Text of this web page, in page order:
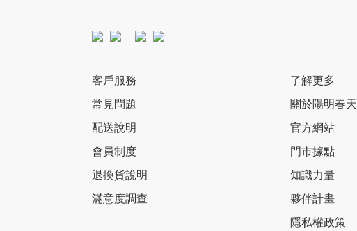
客戶服務
常見問題
配送說明
會員制度
退換貨說明
滿意度調查
了解更多
關於陽明春天
官方網站
門市據點
知識力量
夥伴計畫
隱私權政策